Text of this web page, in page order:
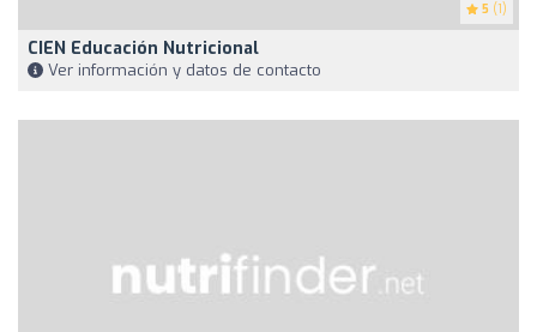
5 (1)
CIEN Educación Nutricional
Ver información y datos de contacto